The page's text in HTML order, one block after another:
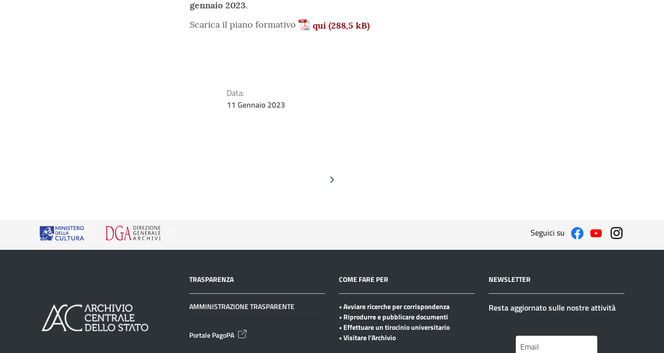
gennaio 2023.
Scarica il piano formativo
qui
Data:
11 Gennaio 2023
Seguici su
TRASPARENZA
AMMINISTRAZIONE TRASPARENTE
Portale PagoPA
COME FARE PER
• Avviare ricerche per corrispondenza
• Riprodurre e pubblicare documenti
• Effettuare un tirocinio universitario
• Visitare l’Archivio
NEWSLETTER
Resta aggiornato sulle nostre attività